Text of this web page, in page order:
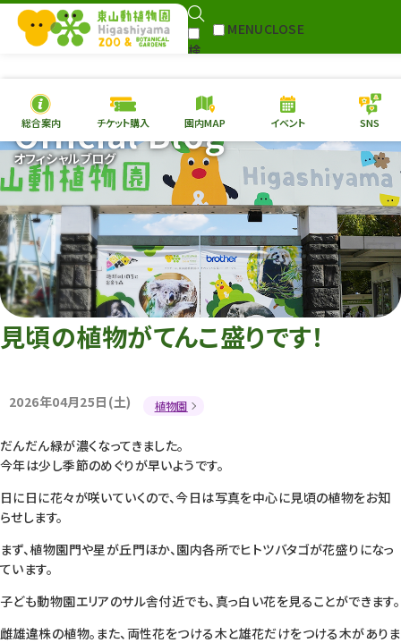
検
MENUCLOSE
本日の開園情報 チケ
園内MAP イベント
総合案内
動物園 植物園
再生プラン
東山動植物園
への支援
環境教育
総合案内 チケット購入 園内MAP イベント SNS
オフィシャルブログ
Official Blog
見頃の植物がてんこ盛りです！
2026年04月25日(土) 植物園
だんだん緑が濃くなってきました。
今年は少し季節のめぐりが早いようです。
日に日に花々が咲いていくので、今日は写真を中心に見頃の植物をお知
らせします。
まず、植物園門や星が丘門ほか、園内各所でヒトツバタゴが花盛りになっ
ています。
子ども動物園エリアのサル舎付近でも、真っ白い花を見ることができます。
雌雄違株の植物。また、両性花をつける木と雄花だけをつける木がありま